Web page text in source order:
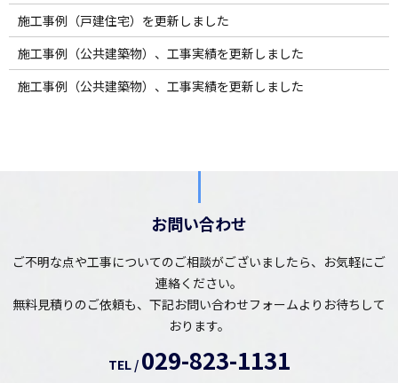
施工事例（戸建住宅）を更新しました
施工事例（公共建築物）、工事実績を更新しました
施工事例（公共建築物）、工事実績を更新しました
お問い合わせ
ご不明な点や工事についてのご相談がございましたら、お気軽にご
連絡ください。
無料見積りのご依頼も、下記お問い合わせフォームよりお待ちして
おります。
TEL / 029-823-1131